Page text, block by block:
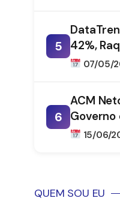
5 42%,
Moraes
07/05/
6
ACM
Governo
15/06/
QUEM SOU EU